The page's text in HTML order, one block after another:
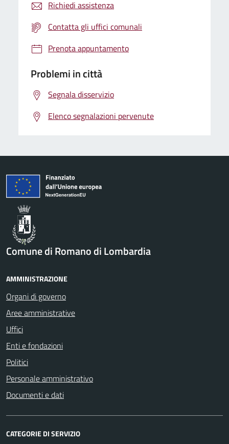
Richiedi assistenza
Contatta gli uffici comunali
Prenota appuntamento
Problemi in città
Segnala disservizio
Elenco segnalazioni pervenute
Comune di Romano di Lombardia
AMMINISTRAZIONE
Organi di governo
Aree amministrative
Uffici
Enti e fondazioni
Politici
Personale amministrativo
Documenti e dati
CATEGORIE DI SERVIZIO